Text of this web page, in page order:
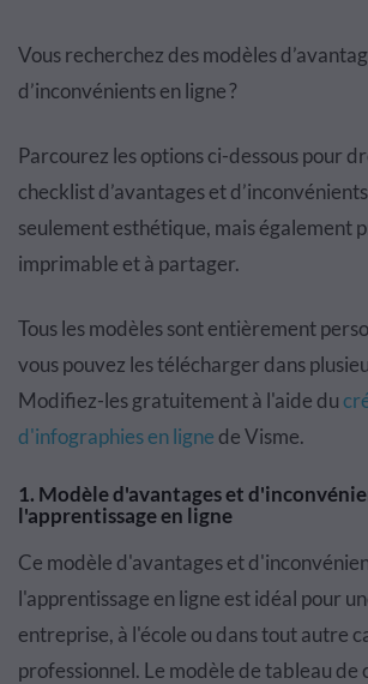
Vous recherchez des modèles
d’inconvénients en ligne ?
Parcourez les options ci-dessous pour
checklist d’avantages et
seulement esthétique, mais également
imprimable et à partager.
Tous les modèles sont entièrement
vous pouvez les télécharger dans
Modifiez-les gratuitement à l'aide du
d'infographies en ligne de Visme.
1. Modèle d'avantages et
l'apprentissage en ligne
Ce modèle d'avantages et
l'apprentissage en ligne est idéal pour
entreprise, à l'école ou dans tout autre
professionnel. Le modèle de tableau de